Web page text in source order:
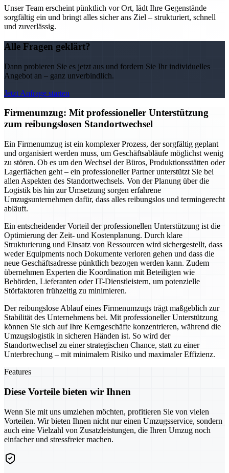
Unser Team erscheint pünktlich vor Ort, lädt Ihre Gegenstände
sorgfältig ein und bringt alles sicher ans Ziel – strukturiert, schnell
und zuverlässig.
Alle Fragen geklärt?
Dann probieren Sie es jetzt aus und fordern Sie Ihr individuelles
Angebot an – ganz unverbindlich.
Jetzt Anfrage starten
Firmenumzug: Mit professioneller Unterstützung
zum reibungslosen Standortwechsel
Ein Firmenumzug ist ein komplexer Prozess, der sorgfältig geplant
und organisiert werden muss, um Geschäftsabläufe möglichst wenig
zu stören. Ob es um den Wechsel der Büros, Produktionsstätten oder
Lagerflächen geht – ein professioneller Partner unterstützt Sie bei
allen Aspekten des Standortwechsels. Von der Planung über die
Logistik bis hin zur Umsetzung sorgen erfahrene
Umzugsunternehmen dafür, dass alles reibungslos und termingerecht
abläuft.
Ein entscheidender Vorteil der professionellen Unterstützung ist die
Optimierung der Zeit- und Kostenplanung. Durch klare
Strukturierung und Einsatz von Ressourcen wird sichergestellt, dass
weder Equipments noch Dokumente verloren gehen und dass die
neue Geschäftsadresse pünktlich bezogen werden kann. Zudem
übernehmen Experten die Koordination mit Beteiligten wie
Behörden, Lieferanten oder IT-Dienstleistern, um potenzielle
Störfaktoren frühzeitig zu minimieren.
Der reibungslose Ablauf eines Firmenumzugs trägt maßgeblich zur
Stabilität des Unternehmens bei. Mit professioneller Unterstützung
können Sie sich auf Ihre Kerngeschäfte konzentrieren, während die
Umzugslogistik in sicheren Händen ist. So wird der
Standortwechsel zu einer strategischen Chance, statt zu einer
Unterbrechung – mit minimalem Risiko und maximaler Effizienz.
Features
Diese Vorteile bieten wir Ihnen
Wenn Sie mit uns umziehen möchten, profitieren Sie von vielen
Vorteilen. Wir bieten Ihnen nicht nur einen Umzugsservice, sondern
auch eine Vielzahl von Zusatzleistungen, die Ihren Umzug noch
einfacher und stressfreier machen.